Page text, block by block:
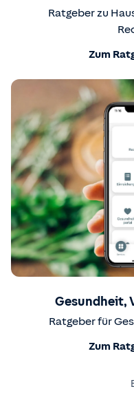
Ratgeber zu
Zum
Gesundheit,
Ratgeber für
Zum